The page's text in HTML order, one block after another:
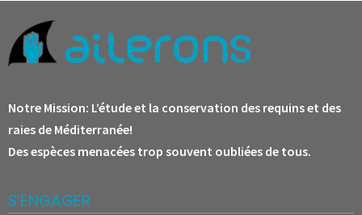
Notre Mission: L’étude et la conservation des requins et des
raies de Méditerranée!
Des espèces menacées trop souvent oubliées de tous.
S’ENGAGER